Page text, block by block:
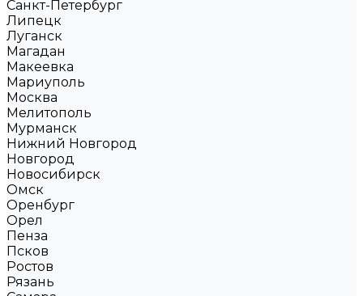
Санкт-Петербург
Липецк
Луганск
Магадан
Макеевка
Мариуполь
Москва
Мелитополь
Мурманск
Нижний Новгород
Новгород
Новосибирск
Омск
Оренбург
Орел
Пенза
Псков
Ростов
Рязань